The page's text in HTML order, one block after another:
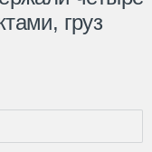
груз